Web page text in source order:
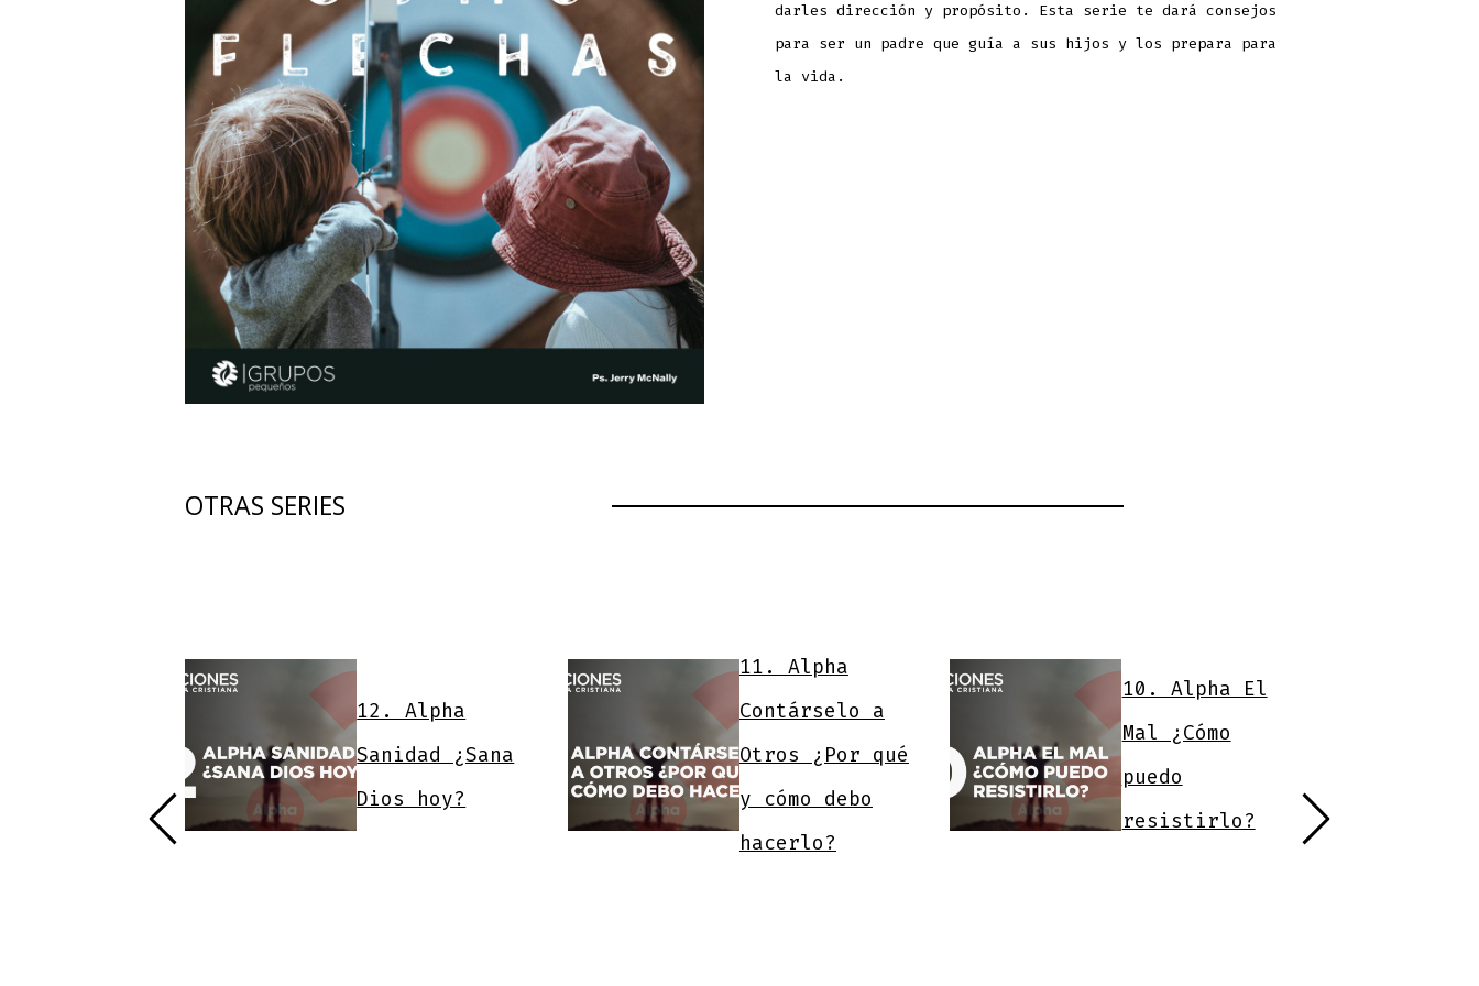
darles dirección y propósito. Esta serie te dará consejos
para ser un padre que guía a sus hijos y los prepara para
la vida.
OTRAS SERIES
12. Alpha
Sanidad ¿Sana
Dios hoy?
11. Alpha
Contárselo a
Otros ¿Por qué
y cómo debo
hacerlo?
10. Alpha El
Mal ¿Cómo
puedo
resistirlo?